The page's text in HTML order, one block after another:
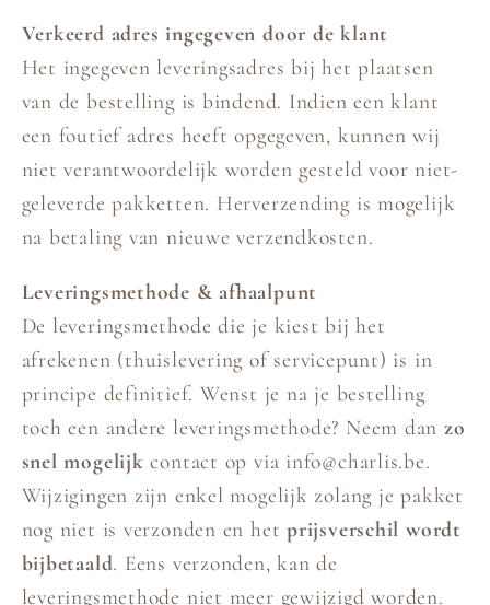
Verkeerd adres ingegeven door de klant
Het ingegeven leveringsadres bij het plaatsen
van de bestelling is bindend. Indien een klant
een foutief adres heeft opgegeven, kunnen wij
niet verantwoordelijk worden gesteld voor niet-
geleverde pakketten. Herverzending is mogelijk
na betaling van nieuwe verzendkosten.
Leveringsmethode & afhaalpunt
De leveringsmethode die je kiest bij het
afrekenen (thuislevering of servicepunt) is in
principe definitief. Wenst je na je bestelling
toch een andere leveringsmethode? Neem danzo
snel mogelijk contact op via info@charlis.be.
Wijzigingen zijn enkel mogelijk zolang je pakket
nog niet is verzonden en hetprijsverschil wordt
bijbetaald. Eens verzonden, kan de
leveringsmethode niet meer gewijzigd worden.